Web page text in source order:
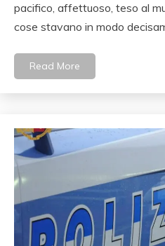
pacifico, affettuoso, teso al
cose stavano in modo
Read More